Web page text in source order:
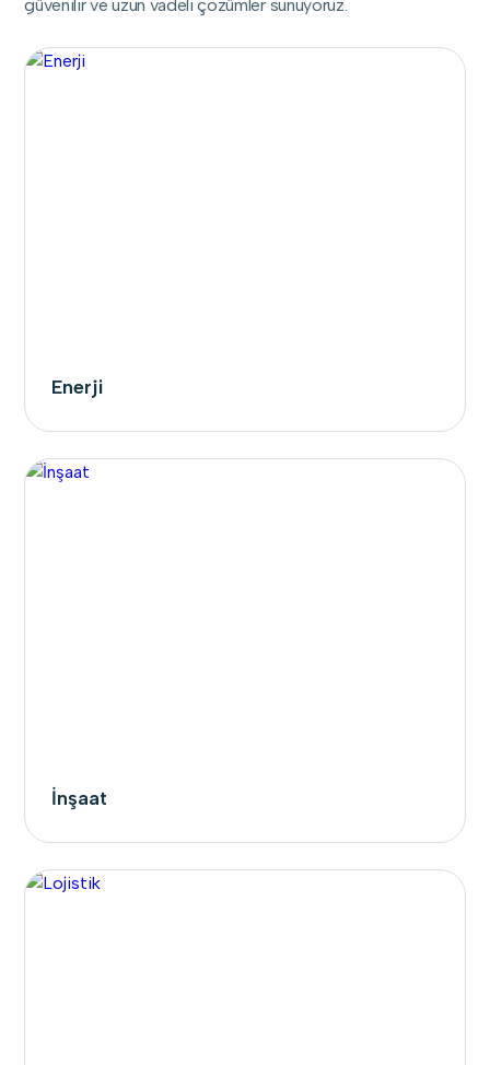
güvenilir ve uzun vadeli çözümler sunuyoruz.
Enerji
İnşaat